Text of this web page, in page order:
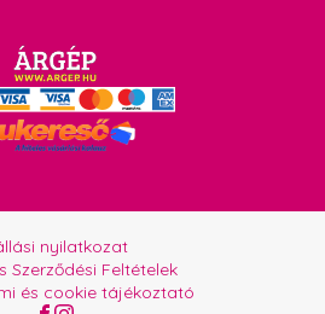
nyilatkozat
Szerződési Feltételek
és cookie tájékoztató